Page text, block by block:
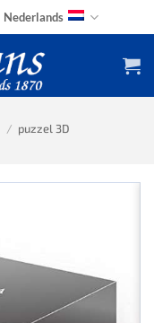
Nederlands
/ puzzel 3D